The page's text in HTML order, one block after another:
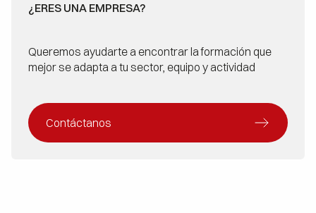
¿ERES UNA EMPRESA?
Queremos ayudarte a encontrar la formación que
mejor se adapta a tu sector, equipo y actividad
Contáctanos